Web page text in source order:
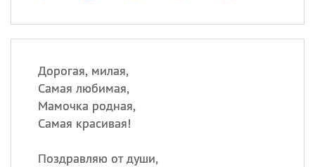
Дорогая, милая,
Самая любимая,
Мамочка родная,
Самая красивая!
Поздравляю от души,